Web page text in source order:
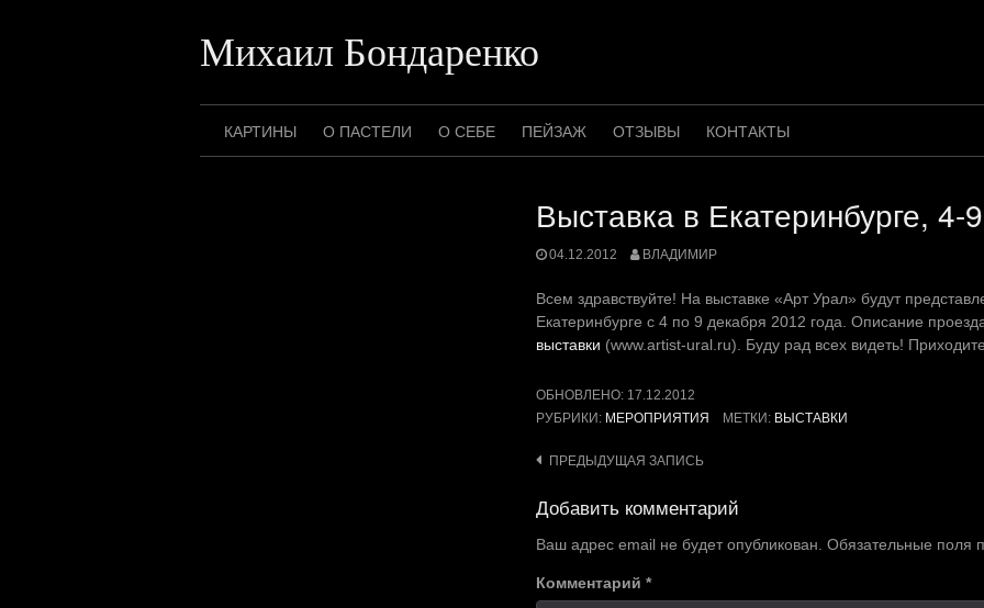
Михаил Бондаренко
КАРТИНЫ О ПАСТЕЛИ О СЕБЕ ПЕЙЗАЖ ОТЗЫВЫ КОНТАКТЫ
Выставка в Екатеринбурге, 4-
04.12.2012 ВЛАДИМИР
Всем здравствуйте! На выставке «Арт Урал» будут
Екатеринбурге с 4 по 9 декабря 2012 года. Описание
выставки (www.artist-ural.ru). Буду рад всех видеть!
ОБНОВЛЕНО: 17.12.2012
РУБРИКИ: МЕРОПРИЯТИЯ МЕТКИ: ВЫСТАВКИ
Навигация
по
записям
ПРЕДЫДУЩАЯ ЗАПИСЬ
Добавить комментарий
Ваш адрес email не будет опубликован. Обязательные поля
Комментарий *